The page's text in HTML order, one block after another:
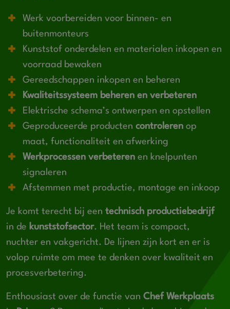
Werk voorbereiden voor binnen- en
buitenmonteurs
Kunststof onderdelen en materialen inkopen en
voorraad bewaken
Gereedschappen inkopen en beheren
Kwaliteitssysteem beheren en verbeteren
Elektrische schema’s ontwerpen en opstellen
Geproduceerde producten controleren op
maat, functionaliteit en afwerking
Werkprocessen verbeteren en knelpunten
signaleren
Afstemmen met productie, montage en inkoop
Je komt terecht bij een technisch productiebedrijf
in de kunststofsector. Het team is compact,
nuchter en vakgericht. De lijnen zijn kort en er is
volop ruimte om mee te denken over kwaliteit en
procesverbetering.
Enthousiast over de functie van Chef Werkplaats